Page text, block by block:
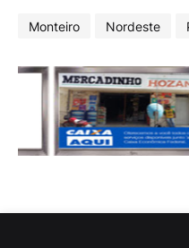
Monteiro Nordeste